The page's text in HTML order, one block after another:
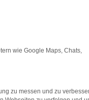
in einem
wie Google Maps, Chats,
zu messen und zu